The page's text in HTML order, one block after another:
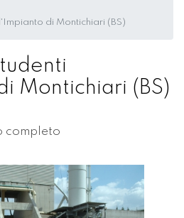
di Montichiari (BS)
Montichiari (BS)
completo